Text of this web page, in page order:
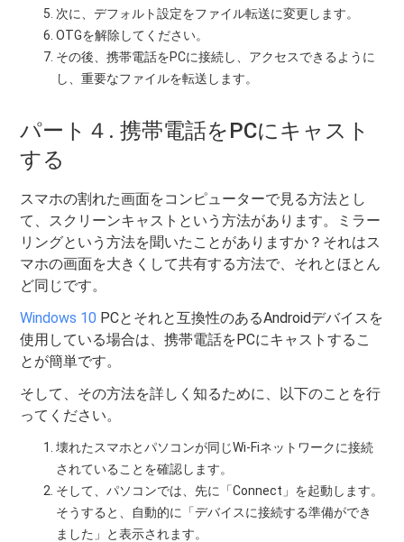
次に、デフォルト設定をファイル転送に変更します。
OTGを解除してください。
その後、携帯電話をPCに接続し、アクセスできるように
し、重要なファイルを転送します。
パート４. 携帯電話をPCにキャスト
する
スマホの割れた画面をコンピューターで見る方法とし
て、スクリーンキャストという方法があります。ミラー
リングという方法を聞いたことがありますか？それはス
マホの画面を大きくして共有する方法で、それとほとん
ど同じです。
Windows 10 PCとそれと互換性のあるAndroidデバイスを
使用している場合は、携帯電話をPCにキャストするこ
とが簡単です。
そして、その方法を詳しく知るために、以下のことを行
ってください。
壊れたスマホとパソコンが同じWi-Fiネットワークに接続
されていることを確認します。
そして、パソコンでは、先に「Connect」を起動します。
そうすると、自動的に「デバイスに接続する準備ができ
ました」と表示されます。